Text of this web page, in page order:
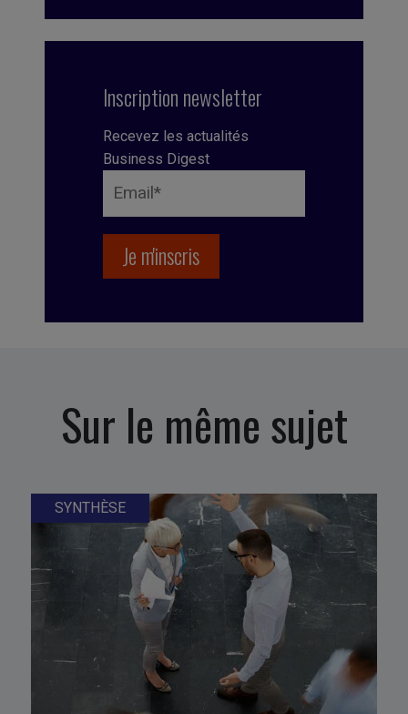
Inscription newsletter
Recevez les actualités
Business Digest
Sur le même sujet
SYNTHÈSE